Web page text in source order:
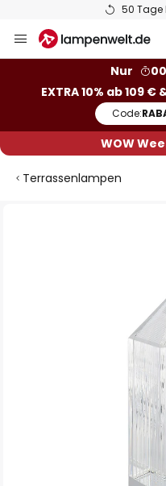
50 Tage
Inhalt
Nur
EXTRA 10% ab 109 €
Code:
WOW
Terrassenlampen